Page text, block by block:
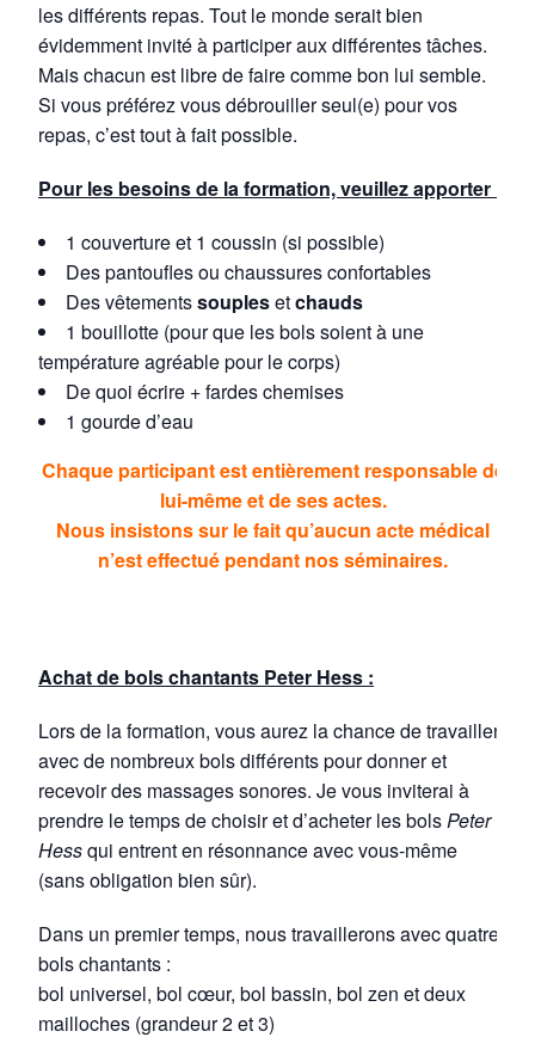
les différents repas. Tout le monde serait bien
évidemment invité à participer aux différentes tâches.
Mais chacun est libre de faire comme bon lui semble.
Si vous préférez vous débrouiller seul(e) pour vos
repas, c’est tout à fait possible.
Pour les besoins de la formation, veuillez apporter :
1 couverture et 1 coussin (si possible)
Des pantoufles ou chaussures confortables
Des vêtementssouplesetchauds
1 bouillotte (pour que les bols soient à une
température agréable pour le corps)
De quoi écrire + fardes chemises
1 gourde d’eau
Chaque participant est entièrement responsable de
lui-même et de ses actes.
Nous insistons sur le fait qu’aucun acte médical
n’est effectué pendant nos séminaires.
Achat de bols chantants Peter Hess :
Lors de la formation, vous aurez la chance de travailler
avec de nombreux bols différents pour donner et
recevoir des massages sonores. Je vous inviterai à
prendre le temps de choisir et d’acheter les bolsPeter
Hessqui entrent en résonnance avec vous-même
(sans obligation bien sûr).
Dans un premier temps, nous travaillerons avec quatre
bols chantants :
bol universel, bol cœur, bol bassin, bol zen et deux
mailloches (grandeur 2 et 3)